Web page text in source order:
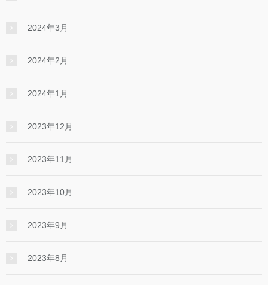
2024年3月
2024年2月
2024年1月
2023年12月
2023年11月
2023年10月
2023年9月
2023年8月